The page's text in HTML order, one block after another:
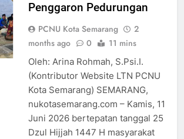
Penggaron Pedurungan
PCNU Kota Semarang
2
months ago
0 11 mins
Oleh: Arina Rohmah, S.Psi.I.
(Kontributor Website LTN PCNU
Kota Semarang) SEMARANG,
nukotasemarang.com – Kamis, 11
Juni 2026 bertepatan tanggal 25
Dzul Hijjah 1447 H masyarakat